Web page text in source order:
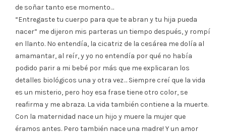
de soñar tanto ese momento…
“Entregaste tu cuerpo para que te abran y tu hija pueda
nacer” me dijeron mis parteras un tiempo después, y rompí
en llanto. No entendía, la cicatriz de la cesárea me dolía al
amamantar, al reír, y yo no entendía por qué no había
podido parir a mi bebé por más que me explicaran los
detalles biológicos una y otra vez… Siempre creí que la vida
es un misterio, pero hoy esa frase tiene otro color, se
reafirma y me abraza. La vida también contiene a la muerte.
Con la maternidad nace un hijo y muere la mujer que
éramos antes. Pero también nace una madre! Y un amor